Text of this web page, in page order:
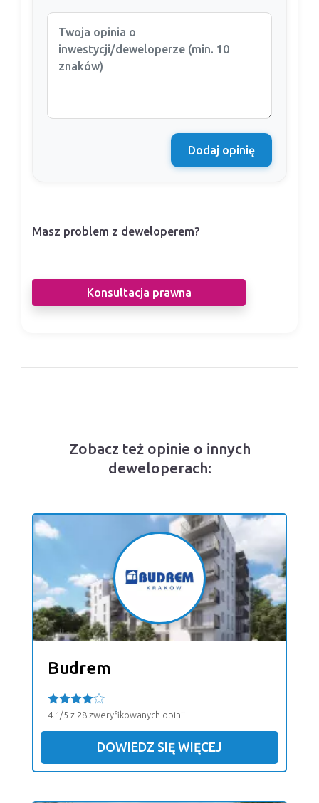
Dodaj opinię
Masz problem z deweloperem?
Konsultacja prawna
Zobacz też opinie o innych
deweloperach:
Budrem
4.1/5 z 28 zweryfikowanych opinii
DOWIEDZ SIĘ WIĘCEJ